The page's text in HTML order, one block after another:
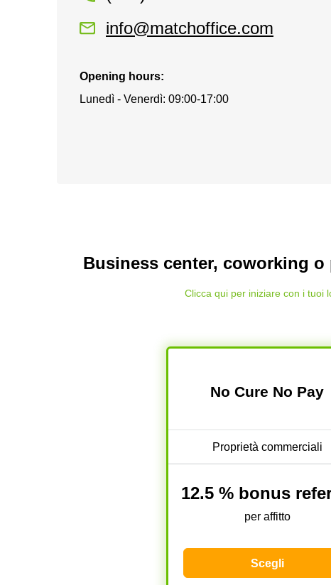
info@matchoffice.com
Opening hours:
Lunedì - Venerdì: 09:00-17:00
Business center, coworking
Clicca qui per iniziare con i tuoi
No Cure No Pay
Proprietà commerciali
12.5 % bonus
per affitto
Scegli